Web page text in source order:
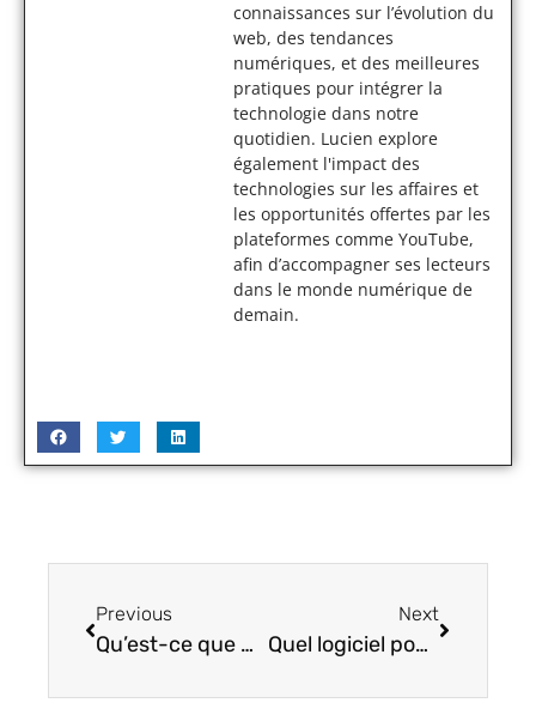
connaissances sur l’évolution du
web, des tendances
numériques, et des meilleures
pratiques pour intégrer la
technologie dans notre
quotidien. Lucien explore
également l'impact des
technologies sur les affaires et
les opportunités offertes par les
plateformes comme YouTube,
afin d’accompagner ses lecteurs
dans le monde numérique de
demain.
Previous
Qu’est-ce que Power BI et comment l’utiliser ?
Next
Quel logiciel pour gérer la conception et la mise sur le marché des produits cosmétiques ?